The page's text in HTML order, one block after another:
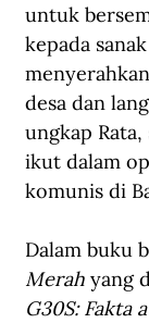
untuk
kepada
desa dan
ungkap
ikut dalam
komunis di
Dalam buku
Merah yang
G30S: Fakta